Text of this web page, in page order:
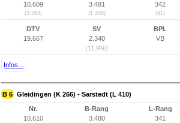
10.609
(3.393)
3.481
(1.208)
342
(91)
DTV
19.667
SV
2.340
(11,9%)
BPL
VB
Infos...
B 6 Gleidingen (K 266) - Sarstedt (L 410)
Nr.
10.610
B-Rang
3.480
L-Rang
341